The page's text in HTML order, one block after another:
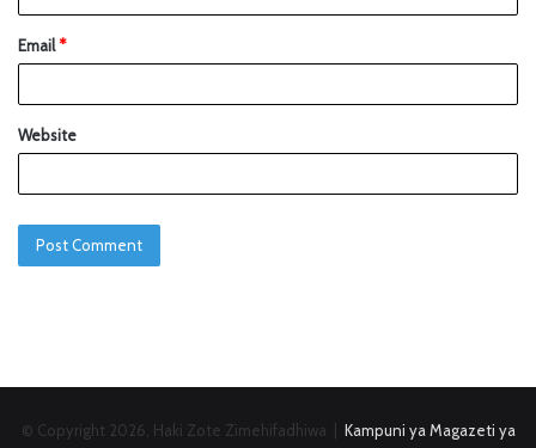
Email*
Website
© Copyright 2026, Haki Zote Zimehifadhiwa | Kampuni ya Magazeti ya